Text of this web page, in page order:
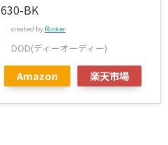
630-BK
created by Rinker
DOD(ディーオーディー)
Amazon 楽天市場